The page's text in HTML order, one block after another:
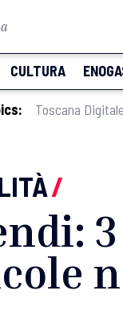
CULTURA
Toscana
/